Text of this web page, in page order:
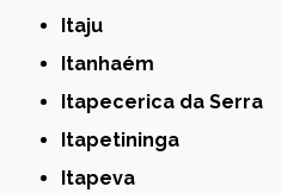
Itaju
Itanhaém
Itapecerica da Serra
Itapetininga
Itapeva